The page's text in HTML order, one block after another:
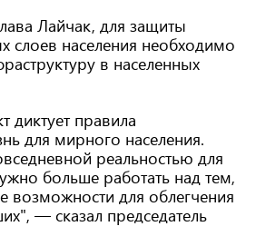
Лайчак, для защиты
слоев населения необходимо
в населенных
диктует правила
для мирного населения.
реальностью для
больше работать над тем,
возможности для облегчения
— сказал председатель